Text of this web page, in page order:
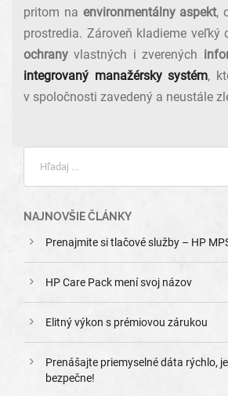
pritom na environmentálny aspekt,
prostredia. Zároveň kladieme veľký
ochrany vlastných i zverených
integrovaný manažérsky systém,
v spoločnosti zavedený a neustále
NAJNOVŠIE ČLÁNKY
Prenajmite si tlačové služby – HP
HP Care Pack mení svoj názov
Elitný výkon s prémiovou zárukou
Prenášajte priemyselné dáta rýchlo,
bezpečne!